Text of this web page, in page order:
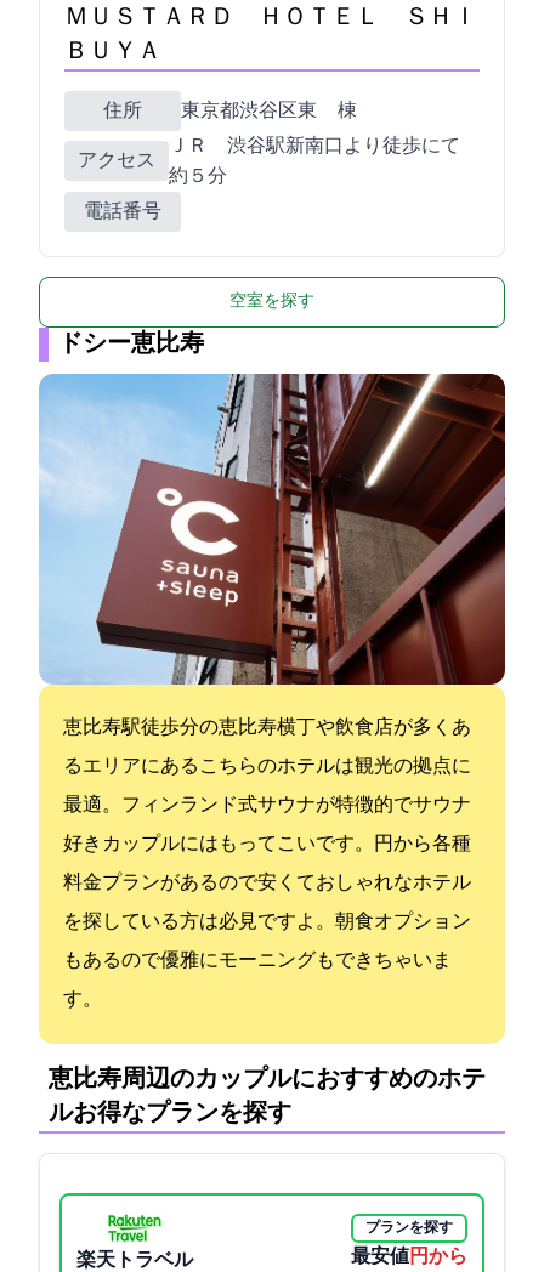
ＭＵＳＴＡＲＤ ＨＯＴＥＬ ＳＨＩ
ＢＵＹＡ
住所 東京都渋谷区東1-29 SHIBUYA BRIDGE B棟
アクセス
ＪＲ 渋谷駅新南口より徒歩にて
約５分
電話番号
空室を探す
ドシー恵比寿
恵比寿駅徒歩1分の恵比寿横丁や飲食店が多くあ
るエリアにあるこちらのホテルは観光の拠点に
最適。フィンランド式サウナが特徴的でサウナ
好きカップルにはもってこいです。1,900円から各種
料金プランがあるので安くておしゃれなホテル
を探している方は必見ですよ。朝食オプション
もあるので優雅にモーニングもできちゃいま
す。
恵比寿周辺のカップルにおすすめのホテ
ル:お得なプランを探す
楽天トラベル
プランを探す
最安値2330円から